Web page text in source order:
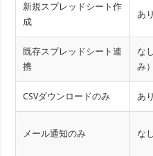
新規スプレッドシート作
成
あ
既存スプレッドシート連
携
な
み）
CSVダウンロードのみ あ
メール通知のみ なし